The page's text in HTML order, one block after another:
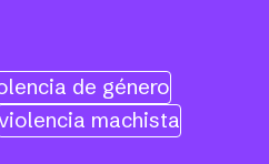
de género
machista